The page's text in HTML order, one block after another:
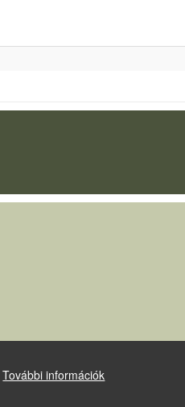
További információk